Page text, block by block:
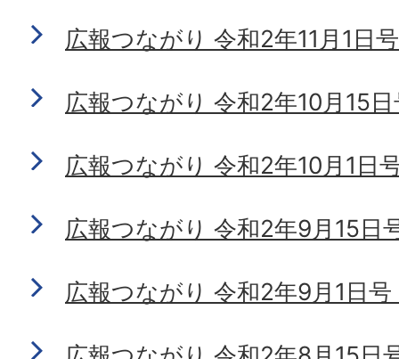
広報つながり 令和2年11月1日
広報つながり 令和2年10月15
広報つながり 令和2年10月1日
広報つながり 令和2年9月15日
広報つながり 令和2年9月1日号